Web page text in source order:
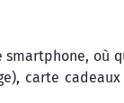
où
carte